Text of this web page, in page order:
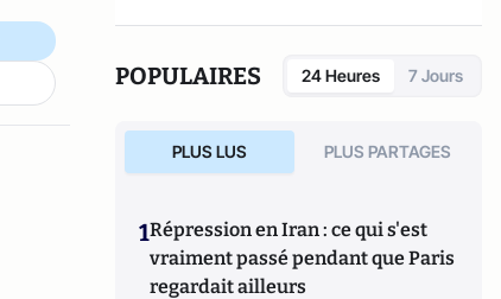
POPULAIRES 24 Heures 7 Jours
PLUS LUS PLUS PARTAGES
1Répression en Iran : ce qui s'est
vraiment passé pendant que Paris
regardait ailleurs